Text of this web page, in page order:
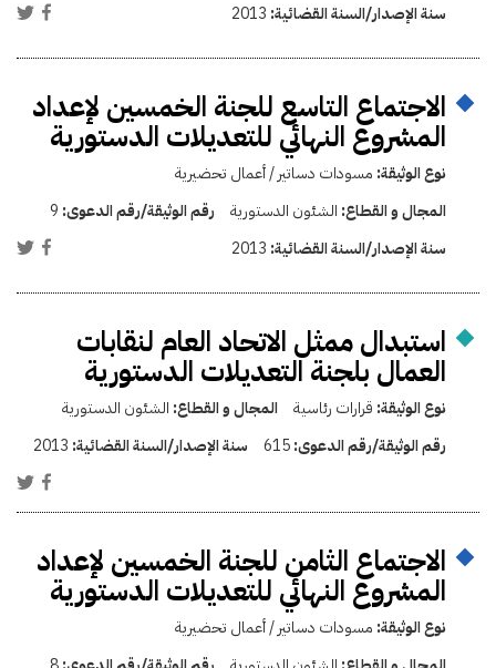
سنة الإصدار/السنة القضائية: 2013
الاجتماع التاسع للجنة الخمسين لإعداد
المشروع النهائي للتعديلات الدستورية
نوع الوثيقة: مسودات دساتير / أعمال تحضيرية
المجال و القطاع: الشئون الدستورية رقم الوثيقة/رقم الدعوى: 9
سنة الإصدار/السنة القضائية: 2013
استبدال ممثل الاتحاد العام لنقابات
العمال بلجنة التعديلات الدستورية
نوع الوثيقة: قرارات رئاسية المجال و القطاع: الشئون الدستورية
رقم الوثيقة/رقم الدعوى:615 سنة الإصدار/السنة القضائية: 2013
الاجتماع الثامن للجنة الخمسين لإعداد
المشروع النهائي للتعديلات الدستورية
نوع الوثيقة: مسودات دساتير / أعمال تحضيرية